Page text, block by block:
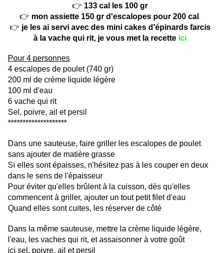
👉 133 cal les 100 gr
👉 mon assiette 150 gr d'escalopes pour 200 cal
👉 je les ai servi avec des mini cakes d'épinards farcis
à la vache qui rit, je vous met la recette ici
Pour 4 personnes
4 escalopes de poulet (740 gr)
200 ml de crème liquide légère
100 ml d'eau
6 vache qui rit
Sel, poivre, ail et persil
********************
Dans une sauteuse, faire griller les escalopes de poulet
sans ajouter de matière grasse
Si elles sont épaisses, n'hésitez pas à les couper en deux
dans le sens de l'épaisseur
Pour éviter qu'elles brûlent à la cuisson, dès qu'elles
commencent à griller, ajouter un tout petit filet d'eau
Quand elles sont cuites, les réserver de côté
Dans la même sauteuse, mettre la crème liquide légère,
l'eau, les vaches qui rit, et assaisonner à votre goût
ici sel, poivre, ail et persil